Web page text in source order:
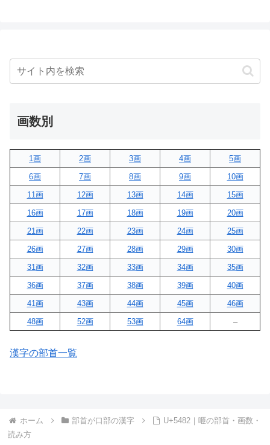
画数別
1画 2画 3画 4画
5画
6画
7画 8画 9画
10画
11画
12画 13画 14画
15画
16画
17画 18画 19画
20画
21画
22画 23画 24画
25画
26画
27画 28画 29画
30画
31画
32画 33画 34画
35画
36画
37画 38画 39画
40画
41画
43画 44画 45画
46画
48画
52画 53画 64画 –
漢字の部首一覧
ホーム 部首が口部の漢字
U+5482｜咂の部首・画数・
読み方